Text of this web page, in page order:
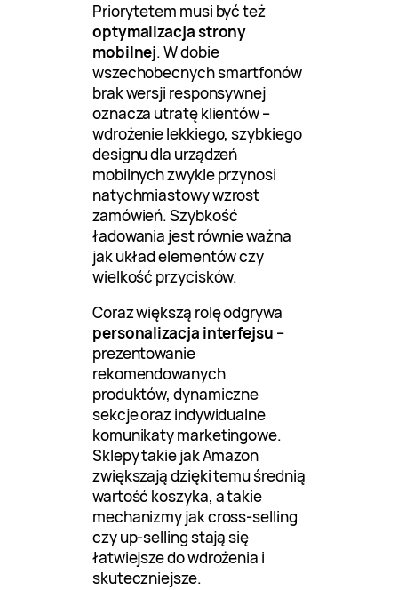
Priorytetem musi być też
optymalizacja strony
mobilnej. W dobie
wszechobecnych smartfonów
brak wersji responsywnej
oznacza utratę klientów –
wdrożenie lekkiego, szybkiego
designu dla urządzeń
mobilnych zwykle przynosi
natychmiastowy wzrost
zamówień. Szybkość
ładowania jest równie ważna
jak układ elementów czy
wielkość przycisków.
Coraz większą rolę odgrywa
personalizacja interfejsu –
prezentowanie
rekomendowanych
produktów, dynamiczne
sekcje oraz indywidualne
komunikaty marketingowe.
Sklepy takie jak Amazon
zwiększają dzięki temu średnią
wartość koszyka, a takie
mechanizmy jak cross-selling
czy up-selling stają się
łatwiejsze do wdrożenia i
skuteczniejsze.